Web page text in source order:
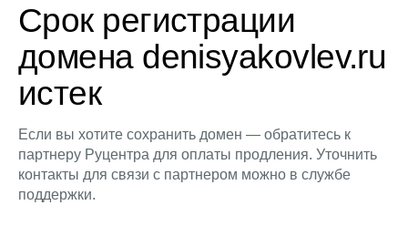
Срок регистрации
домена denisyakovlev.ru
истек
Если вы хотите сохранить домен — обратитесь к
партнеру Руцентра для оплаты продления. Уточнить
контакты для связи с партнером можно в службе
поддержки.